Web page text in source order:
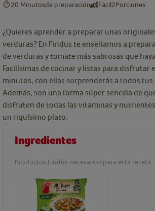
20 Minutosde preparación Fácil2Porciones
¿Quieres aprender a preparar unas
verduras? En Findus te enseñamos a
de verduras y tomate más sabrosas que
Facilísimas de cocinar y listas para disfrutar
minutos, con ellas sorprenderás a todos tus
Además, son una forma súper sencilla de
disfruten de todas las vitaminas y
un riquísimo plato.
Ingredientes
Productos Findus necesarios para esta receta